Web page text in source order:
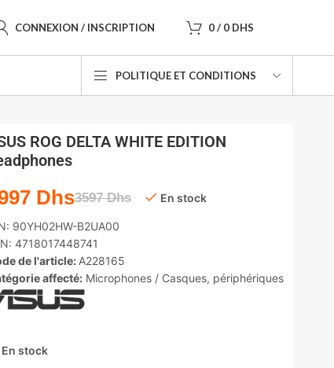
CONNEXION / INSCRIPTION 0/ 0 DHS
POLITIQUE ET CONDITIONS
ROG DELTA WHITE EDITION
3597Dhs
Dhs En stock
90YH02HW-B2UA00
4718017448741
de l'article: A228165
affecté: Microphones / Casques, périphériques
En stock